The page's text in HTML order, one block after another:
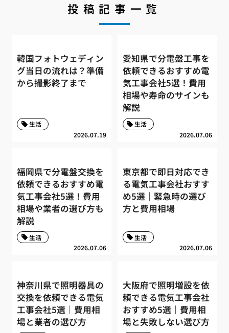
投稿記事一覧
韓国フォトウェディン
グ当日の流れは？準備
から撮影終了まで
2026.07.19
生活
愛知県で分電盤工事を
依頼できるおすすめ電
気工事会社5選！費用
相場や寿命のサインも
解説
2026.07.06
生活
福岡県で分電盤交換を
依頼できるおすすめ電
気工事会社5選！費用
相場や業者の選び方も
解説
2026.07.06
生活
東京都で即日対応でき
る電気工事会社おすす
め5選｜緊急時の選び
方と費用相場
2026.07.06
生活
神奈川県で照明器具の
交換を依頼できる電気
工事会社5選｜費用相
場と業者の選び方
大阪府で照明増設を依
頼できる電気工事会社
おすすめ5選｜費用相
場と失敗しない選び方